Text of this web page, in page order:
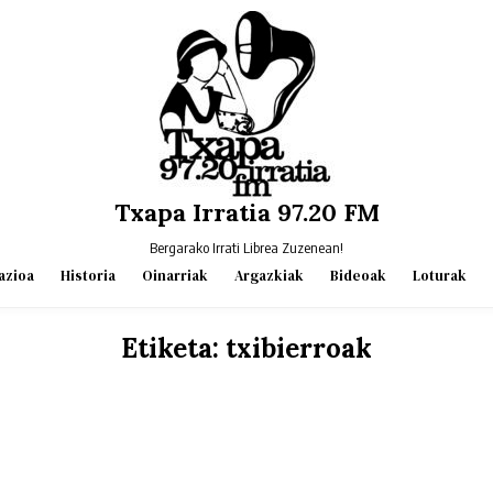
Txapa Irratia 97.20 FM
Bergarako Irrati Librea Zuzenean!
Historia Oinarriak Argazkiak Bideoak Loturak
Etiketa: txibierroak